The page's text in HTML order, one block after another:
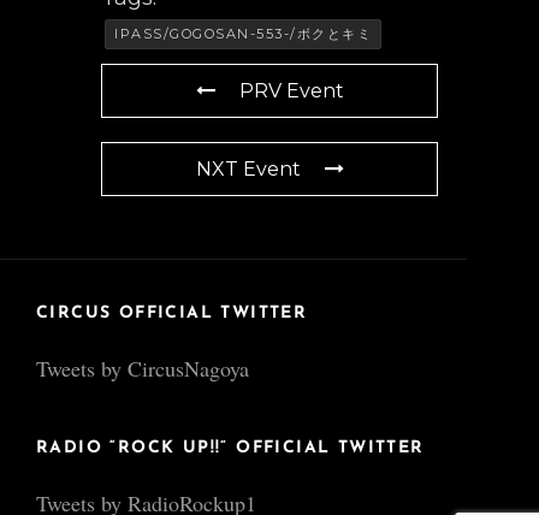
IPASS/GOGOSAN-553-/ボクとキミ
PRV Event
NXT Event
CIRCUS OFFICIAL TWITTER
Tweets by CircusNagoya
RADIO “ROCK UP!!” OFFICIAL TWITTER
Tweets by RadioRockup1